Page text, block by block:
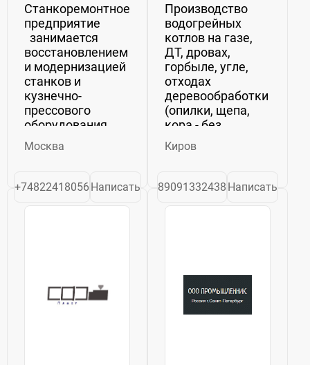
Cтанкоремонтное
предприятие
занимается
восстановлением
и модернизацией
станков и
кузнечно-
прессового
оборудования
(прессы
горячештамповочные,
холодной
формовочные,
Москва
+74822418056 Написать
Производство
водогрейных
котлов на газе,
ДТ, дровах,
горбыле, угле,
отходах
деревообработки
(опилки, щепа,
кора - без
ограничения
влажности).
блочно-
котельных и
Киров
89091332438 Написать